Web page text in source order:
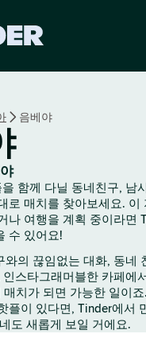
r
음베야
함께 다닐 동네친구, 남
로 매치를 찾아보세요. 이
나 여행을 계획 중이라면
수 있어요!
와의 끊임없는 대화, 동네
스타그래머블한 카페에
치가 되면 가능한 일이
플이 있다면, Tinder에서
도 새롭게 보일 거에요.